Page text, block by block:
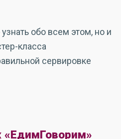
обо всем этом, но и
класса
сервировке